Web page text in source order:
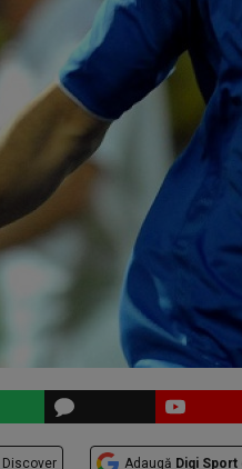
Discover Adaugă Digi Sport